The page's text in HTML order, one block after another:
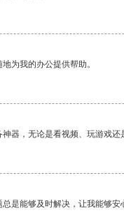
为我的办公提供帮助。
器，无论是看视频、玩游戏
是能够及时解决，让我能够安